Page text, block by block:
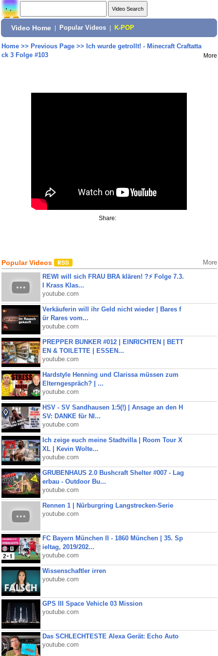
Video Home Popular Videos K-POP
Home>> Previous Page>> Ich wurde getrollt! - Minecraft Craftatta
ck 3 Folge #103
More
Share:
Popular Videos More
REWI will sich FRAU BRA klären! ?⚡️ Folge 7.3.
I Krass Klas...
youtube.com
Verkäuferin will ihr Geld nicht wieder | Bares f
ür Rares vom...
youtube.com
PREPPER BUNKER #012 | EINRICHTEN | BETT
EN & TOILETTE | ESSEN...
youtube.com
Hardstyle Henning und Clarissa müssen zum
Elterngespräch? | ...
youtube.com
HSV - SV Sandhausen 1:5(!) | Ansage an den H
SV: DANKE für NI...
youtube.com
Ich zeige euch meine Stadtvilla | Room Tour X
XL | Kevin Wolte...
youtube.com
GRUBENHAUS 2.0 Bushcraft Shelter #007 - Lag
erbau - Outdoor Bu...
youtube.com
Rennen 1 | Nürburgring Langstrecken-Serie
youtube.com
FC Bayern München II - 1860 München | 35. Sp
ieltag, 2019/202...
youtube.com
Wissenschaftler irren
youtube.com
GPS III Space Vehicle 03 Mission
youtube.com
Das SCHLECHTESTE Alexa Gerät: Echo Auto
youtube.com